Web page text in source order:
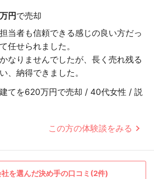
円 で売却
当者も信頼できる感じの良い方だっ
任せられました。
なりませんでしたが、長く売れ残る
、納得できました。
てを620万円で売却 / 40代女性 / 説
この方の体験談をみる
社を選んだ決め手の口コミ(2件)